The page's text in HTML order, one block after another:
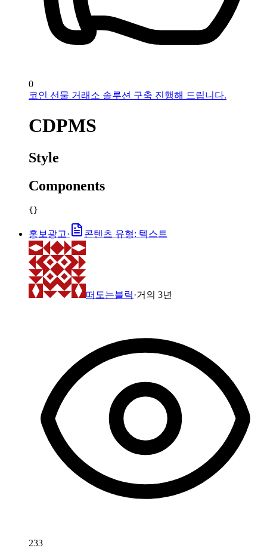
0
코인 선물 거래소 솔루션 구축 진행해 드립니다.
CDPMS
Style
Components
{}
홍보광고· 콘텐츠 유형: 텍스트
떠도는블릭·거의 3년
233